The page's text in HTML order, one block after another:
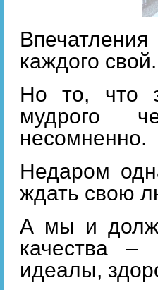
каждого свой.
Но то, что
мудрого
несомненно.
Недаром
ждать свою
А мы и
качества –
идеалы,